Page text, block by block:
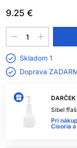
9.25 €
Sibel
Pri
Cisoria
Skladom 1
Doprava